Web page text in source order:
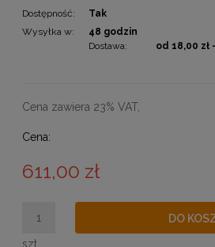
Dostępność:
Tak
Wysyłka w:
48 godzin
Dostawa:
od 18,00 zł
Cena nie zawiera ewentualnych
Cena zawiera 23% VAT,
Cena:
611,00 zł
szt.
DO